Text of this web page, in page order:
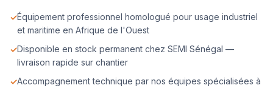
Équipement professionnel homologué pour usage industriel
et maritime en Afrique de l'Ouest
Disponible en stock permanent chez SEMI Sénégal —
livraison rapide sur chantier
Accompagnement technique par nos équipes spécialisées à